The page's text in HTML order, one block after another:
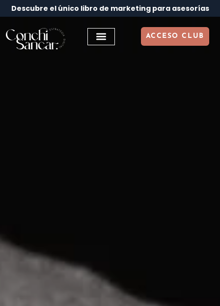
Descubre el único libro de marketing para asesorías
ACCESO CLUB